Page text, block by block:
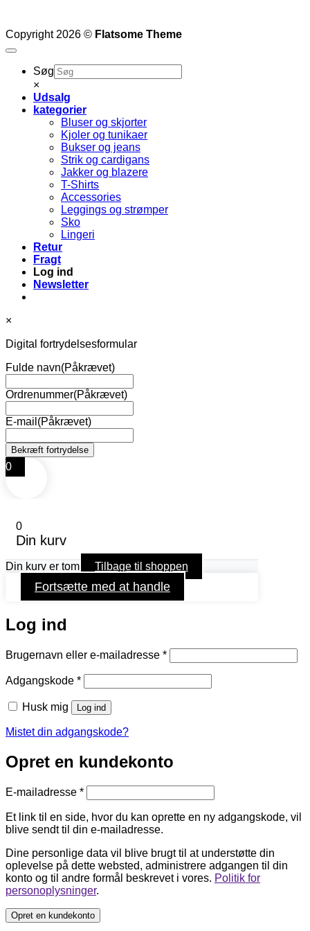
Copyright 2026 © Flatsome Theme
Søg
×
Udsalg
kategorier
Bluser og skjorter
Kjoler og tunikaer
Bukser og jeans
Strik og cardigans
Jakker og blazere
T-Shirts
Accessories
Leggings og strømper
Sko
Lingeri
Retur
Fragt
Log ind
Newsletter
×
Digital fortrydelsesformular
Fulde navn(Påkrævet)
Ordrenummer(Påkrævet)
E-mail (Påkrævet)
0
0
Din kurv
Din kurv er tom Tilbage til shoppen
Fortsætte med at handle
Log ind
Brugernavn eller e-mailadresse *Påkrævet
Adgangskode *Påkrævet
Husk mig Log ind
Mistet din adgangskode?
Opret en kundekonto
E-mailadresse *Påkrævet
Et link til en side, hvor du kan oprette en ny adgangskode, vil
blive sendt til din e-mailadresse.
Dine personlige data vil blive brugt til at understøtte din
oplevelse på dette websted, administrere adgangen til din
konto og til andre formål beskrevet i vores. Politik for
personoplysninger.
Opret en kundekonto